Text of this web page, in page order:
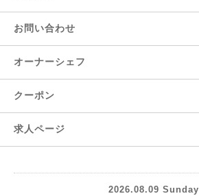
お問い合わせ
オーナーシェフ
クーポン
求人ページ
2026.08.09 Sunday